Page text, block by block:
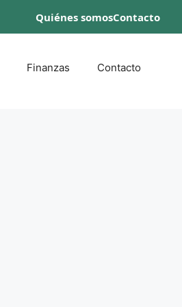
Quiénes somosContacto
Finanzas Contacto